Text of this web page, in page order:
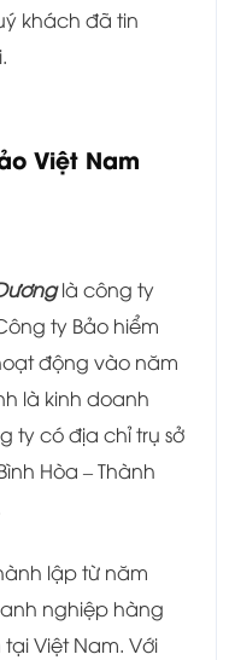
khách đã tin
Việt Nam
là công ty
ty Bảo hiểm
động vào năm
là kinh doanh
ty có địa chỉ trụ sở
Hòa – Thành
lập từ năm
nghiệp hàng
Việt Nam. Với